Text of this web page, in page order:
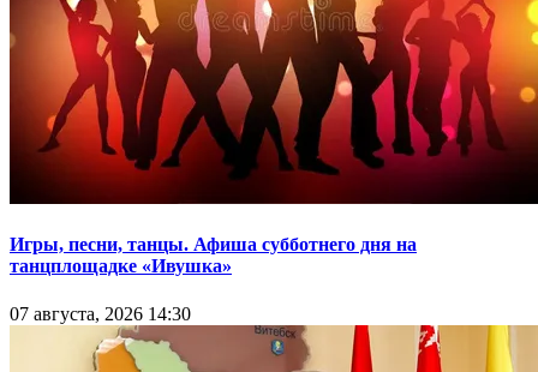
Игры, песни, танцы. Афиша субботнего дня на
танцплощадке «Ивушка»
07 августа, 2026 14:30